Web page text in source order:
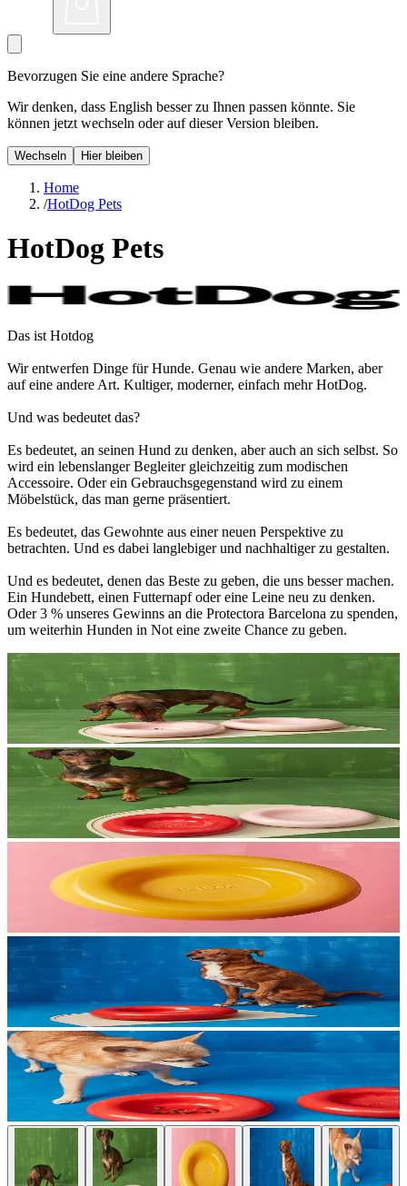
Bevorzugen Sie eine andere Sprache?
Wir denken, dass English besser zu Ihnen passen könnte. Sie
können jetzt wechseln oder auf dieser Version bleiben.
Wechseln Hier bleiben
Home
/HotDog Pets
HotDog Pets
Das ist Hotdog
Wir entwerfen Dinge für Hunde. Genau wie andere Marken, aber
auf eine andere Art. Kultiger, moderner, einfach mehr HotDog.
Und was bedeutet das?
Es bedeutet, an seinen Hund zu denken, aber auch an sich selbst. So
wird ein lebenslanger Begleiter gleichzeitig zum modischen
Accessoire. Oder ein Gebrauchsgegenstand wird zu einem
Möbelstück, das man gerne präsentiert.
Es bedeutet, das Gewohnte aus einer neuen Perspektive zu
betrachten. Und es dabei langlebiger und nachhaltiger zu gestalten.
Und es bedeutet, denen das Beste zu geben, die uns besser machen.
Ein Hundebett, einen Futternapf oder eine Leine neu zu denken.
Oder 3 % unseres Gewinns an die Protectora Barcelona zu spenden,
um weiterhin Hunden in Not eine zweite Chance zu geben.